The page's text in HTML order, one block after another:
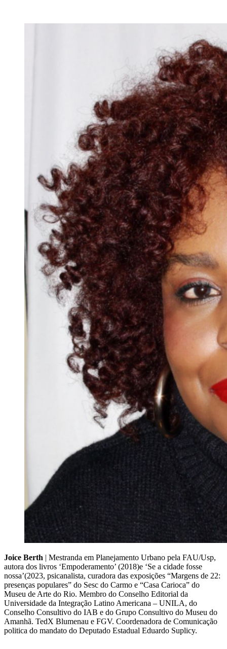
Joice Berth | Mestranda em Planejamento Urbano pela FAU/Usp,
autora dos livros ‘Empoderamento’ (2018)e ‘Se a cidade fosse
nossa’(2023, psicanalista, curadora das exposições “Margens de 22:
presenças populares” do Sesc do Carmo e “Casa Carioca” do
Museu de Arte do Rio. Membro do Conselho Editorial da
Universidade da Integração Latino Americana – UNILA, do
Conselho Consultivo do IAB e do Grupo Consultivo do Museu do
Amanhã. TedX Blumenau e FGV. Coordenadora de Comunicação
politica do mandato do Deputado Estadual Eduardo Suplicy.